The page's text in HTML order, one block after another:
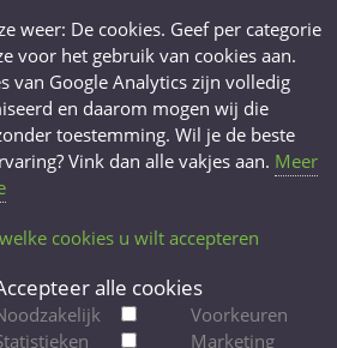
LEVERINGSVOORWAARDEN
PRIVACY STATEMENT
COOKIEBELEID
COOKIE-INSTELLINGEN
AANPASSEN
weer: De cookies. Geef per categorie
voor het gebruik van cookies aan.
van Google Analytics zijn volledig
en daarom mogen wij die
toestemming. Wil je de beste
Vink dan alle vakjes aan. Meer
cookies u wilt accepteren
alle cookies
Voorkeuren
Marketing